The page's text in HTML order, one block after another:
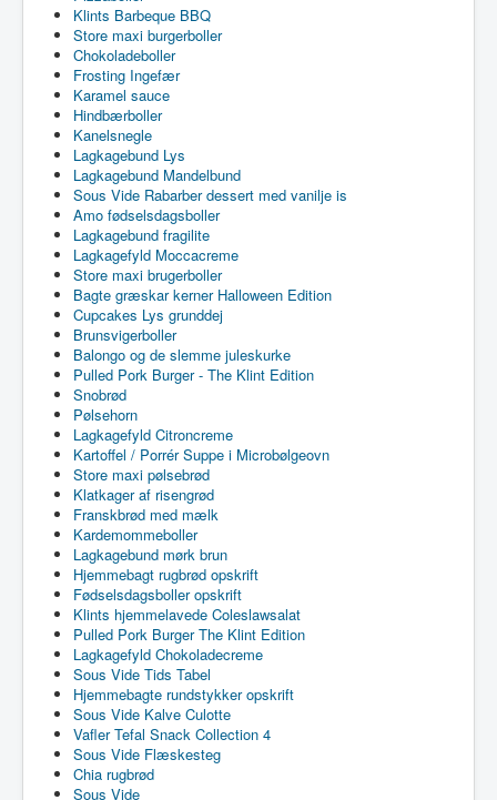
Klints Barbeque BBQ
Store maxi burgerboller
Chokoladeboller
Frosting Ingefær
Karamel sauce
Hindbærboller
Kanelsnegle
Lagkagebund Lys
Lagkagebund Mandelbund
Sous Vide Rabarber dessert med vanilje is
Amo fødselsdagsboller
Lagkagebund fragilite
Lagkagefyld Moccacreme
Store maxi brugerboller
Bagte græskar kerner Halloween Edition
Cupcakes Lys grunddej
Brunsvigerboller
Balongo og de slemme juleskurke
Pulled Pork Burger - The Klint Edition
Snobrød
Pølsehorn
Lagkagefyld Citroncreme
Kartoffel / Porrér Suppe i Microbølgeovn
Store maxi pølsebrød
Klatkager af risengrød
Franskbrød med mælk
Kardemommeboller
Lagkagebund mørk brun
Hjemmebagt rugbrød opskrift
Fødselsdagsboller opskrift
Klints hjemmelavede Coleslawsalat
Pulled Pork Burger The Klint Edition
Lagkagefyld Chokoladecreme
Sous Vide Tids Tabel
Hjemmebagte rundstykker opskrift
Sous Vide Kalve Culotte
Vafler Tefal Snack Collection 4
Sous Vide Flæskesteg
Chia rugbrød
Sous Vide